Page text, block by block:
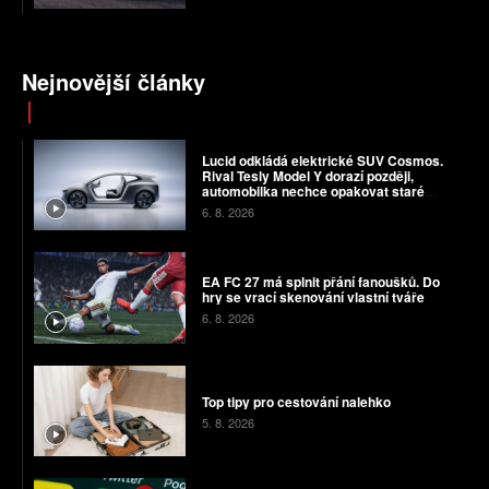
Nejnovější články
Lucid odkládá elektrické SUV Cosmos.
Rival Tesly Model Y dorazí později,
automobilka nechce opakovat staré
chyby
6. 8. 2026
EA FC 27 má splnit přání fanoušků. Do
hry se vrací skenování vlastní tváře
6. 8. 2026
Top tipy pro cestování nalehko
5. 8. 2026